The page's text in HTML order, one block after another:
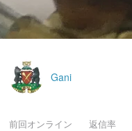
Gani
前回オンライン 返信率